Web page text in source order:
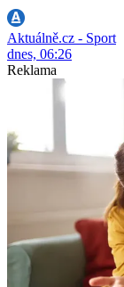
Aktuálně.cz - Sport
dnes, 06:26
Reklama